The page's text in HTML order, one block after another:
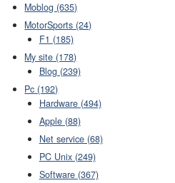
Moblog (635)
MotorSports (24)
F1 (185)
My site (178)
Blog (239)
Pc (192)
Hardware (494)
Apple (88)
Net service (68)
PC Unix (249)
Software (367)